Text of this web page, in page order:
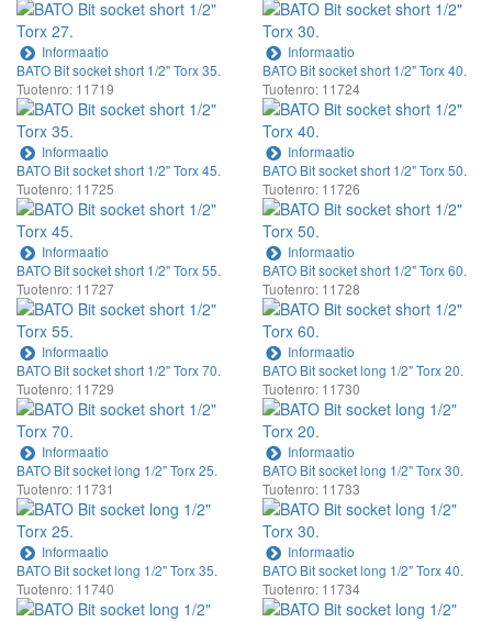
Informaatio
Informaatio
BATO Bit socket short 1/2" Torx 35.
Tuotenro: 11719
Informaatio
BATO Bit socket short 1/2" Torx 40.
Tuotenro: 11724
Informaatio
BATO Bit socket short 1/2" Torx 45.
Tuotenro: 11725
Informaatio
BATO Bit socket short 1/2" Torx 50.
Tuotenro: 11726
Informaatio
BATO Bit socket short 1/2" Torx 55.
Tuotenro: 11727
Informaatio
BATO Bit socket short 1/2" Torx 60.
Tuotenro: 11728
Informaatio
BATO Bit socket short 1/2" Torx 70.
Tuotenro: 11729
Informaatio
BATO Bit socket long 1/2" Torx 20.
Tuotenro: 11730
Informaatio
BATO Bit socket long 1/2" Torx 25.
Tuotenro: 11731
Informaatio
BATO Bit socket long 1/2" Torx 30.
Tuotenro: 11733
Informaatio
BATO Bit socket long 1/2" Torx 35.
Tuotenro: 11740
BATO Bit socket long 1/2" Torx 40.
Tuotenro: 11734